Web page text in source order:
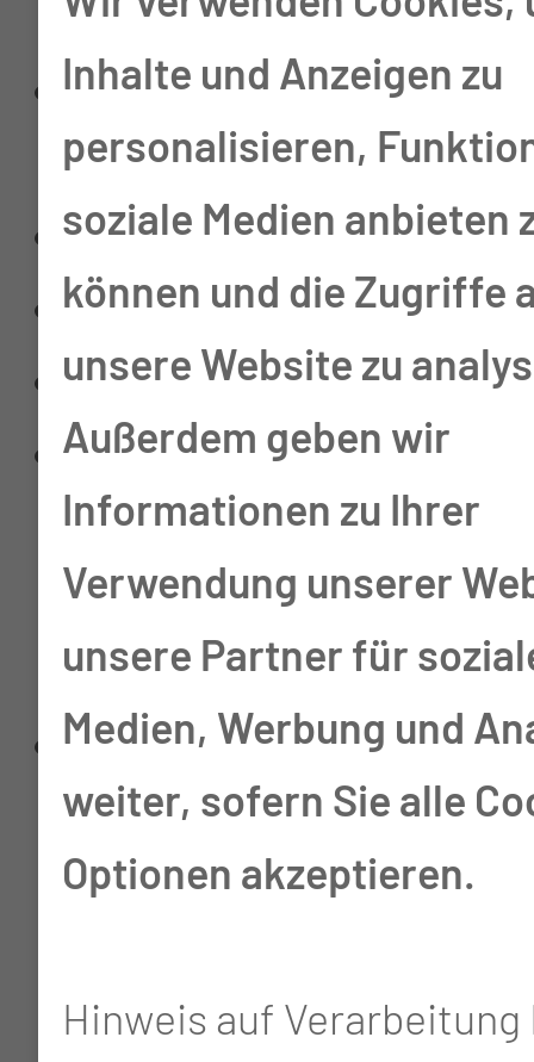
Nierenbecken- und
Antireflux-Plastik
Hypospadie / Epispadie
Retentio testis
Phimose
Operative Korrektur der
Gynäkomastie
(vermehrtes Gewebe
der männlichen Brust)
Operative und
konservative
Behandlung der
(Vorhautverengung)
Inhalte und Anzeigen zu
personalisieren,
soziale Medien anbieten
können und die Zugriffe
unsere Website zu
Außerdem geben wir
Informationen zu Ihrer
Verwendung unserer
unsere Partner für
Medien, Werbung und
weiter, sofern Sie alle
Optionen akzeptieren.
Hinweis auf Verarbeitung